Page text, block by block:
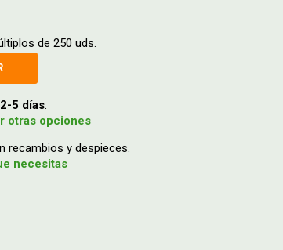
de 250 uds.
5 días.
otras opciones
recambios y despieces.
necesitas